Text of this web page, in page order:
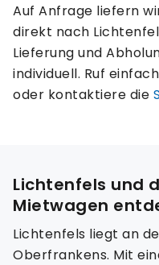
Auf Anfrage liefern
direkt nach
Lieferung und
individuell. Ruf
oder kontaktiere die
Lichtenfels und
Mietwagen
Lichtenfels liegt an
Oberfrankens. Mit